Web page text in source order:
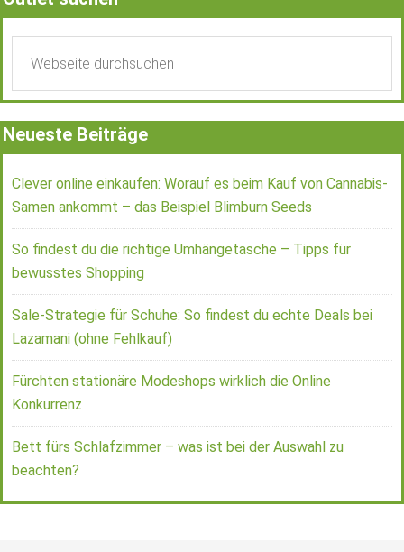
Neueste Beiträge
Clever online einkaufen: Worauf es beim Kauf von Cannabis-
Samen ankommt – das Beispiel Blimburn Seeds
So findest du die richtige Umhängetasche – Tipps für
bewusstes Shopping
Sale-Strategie für Schuhe: So findest du echte Deals bei
Lazamani (ohne Fehlkauf)
Fürchten stationäre Modeshops wirklich die Online
Konkurrenz
Bett fürs Schlafzimmer – was ist bei der Auswahl zu
beachten?